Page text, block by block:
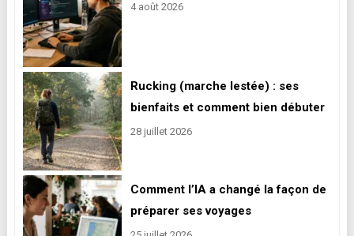
4 août 2026
Rucking (marche lestée) : ses
bienfaits et comment bien débuter
28 juillet 2026
Comment l’IA a changé la façon de
préparer ses voyages